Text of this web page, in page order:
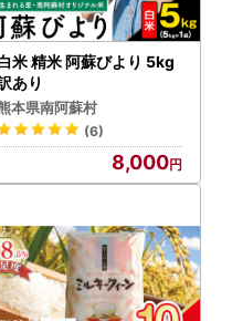
米 精米 阿蘇びより 5kg
あり
本県南阿蘇村
(6)
8,000